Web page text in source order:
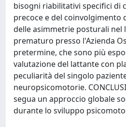
bisogni riabilitativi specifici di
precoce e del coinvolgimento
delle asimmetrie posturali
prematuro presso l'Azienda
pretermine, che sono più
valutazione del lattante con
peculiarità del singolo
neuropsicomotorie.
segua un approccio globale
durante lo sviluppo